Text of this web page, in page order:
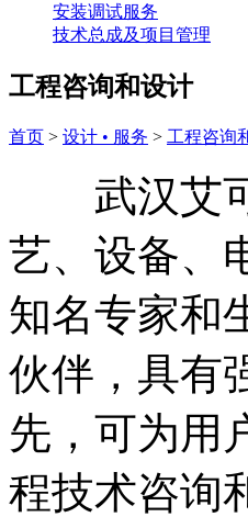
安装调试服务
技术总成及项目管理
工程咨询和设计
首页 > 设计 • 服务 > 工程咨询
武汉艾可
艺、设备、
知名专家和
伙伴，具有
先，可为用
程技术咨询